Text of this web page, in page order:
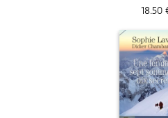
18.50